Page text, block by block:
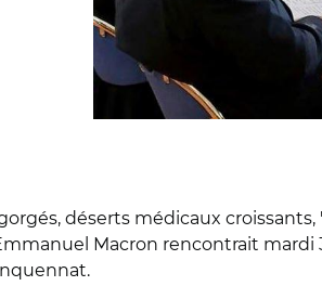
déserts médicaux
Macron rencontrait